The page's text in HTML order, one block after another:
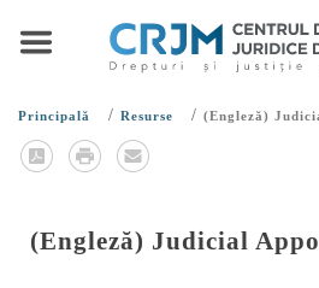
Principală / Resurse / (Engleză)
(Engleză) Judicial